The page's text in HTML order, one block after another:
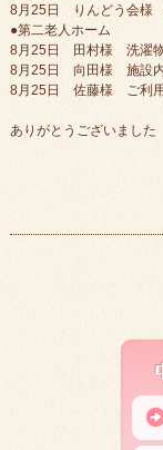
8月25日 りんどう会様
●第二老人ホーム
8月25日 田村様 洗濯物
8月25日 向田様 施設内
8月25日 佐藤様 ご利用
ありがとうございました